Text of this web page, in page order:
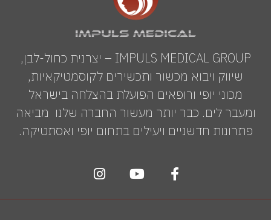
IMPULS MEDICAL GROUP – יצרנית כחול-לבן,
שיווק ויבוא מכשור ותכשירים לקוסמטיקאיות,
מכוני יופי ורופאים הפועלת בהצלחה בישראל
ומעבר לים. כבר יותר מעשור החברה שלנו מביאה
פתרונות חדשניים ויעילים בתחום יופי ואסתטיקה.